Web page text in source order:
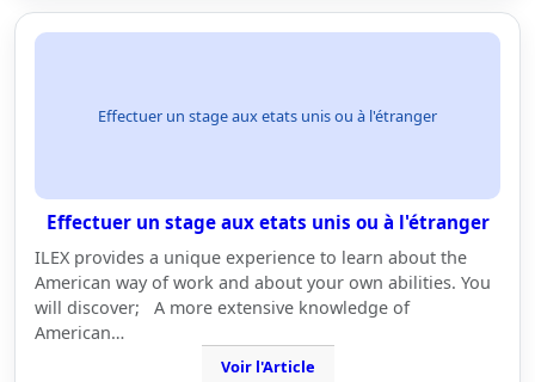
Effectuer un stage aux etats unis ou à l'étranger
Effectuer un stage aux etats unis ou à l'étranger
ILEX provides a unique experience to learn about the
American way of work and about your own abilities. You
will discover; A more extensive knowledge of
American…
Voir l'Article